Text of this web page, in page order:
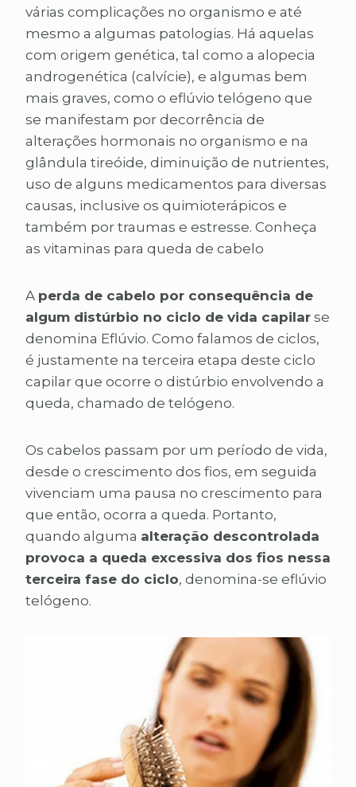
várias complicações no organismo e até
mesmo a algumas patologias. Há aquelas
com origem genética, tal como a alopecia
androgenética (calvície), e algumas bem
mais graves, como o eflúvio telógeno que
se manifestam por decorrência de
alterações hormonais no organismo e na
glândula tireóide, diminuição de nutrientes,
uso de alguns medicamentos para diversas
causas, inclusive os quimioterápicos e
também por traumas e estresse. Conheça
as vitaminas para queda de cabelo
A perda de cabelo por consequência de
algum distúrbio no ciclo de vida capilar se
denomina Eflúvio. Como falamos de ciclos,
é justamente na terceira etapa deste ciclo
capilar que ocorre o distúrbio envolvendo a
queda, chamado de telógeno.
Os cabelos passam por um período de vida,
desde o crescimento dos fios, em seguida
vivenciam uma pausa no crescimento para
que então, ocorra a queda. Portanto,
quando alguma alteração descontrolada
provoca a queda excessiva dos fios nessa
terceira fase do ciclo, denomina-se eflúvio
telógeno.